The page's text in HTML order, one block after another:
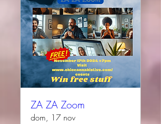
ZA ZA Zoom
dom, 17 nov